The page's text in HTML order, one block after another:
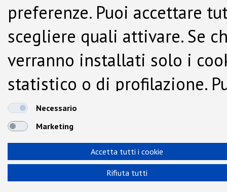
preferenze. Puoi accettare
scegliere quali attivare. Se
verranno installati solo i
statistico o di profilazione.
dalla Cookie Policy.
Necessario
Marketing
Accetta tutti i cookie
Rifiuta tutti